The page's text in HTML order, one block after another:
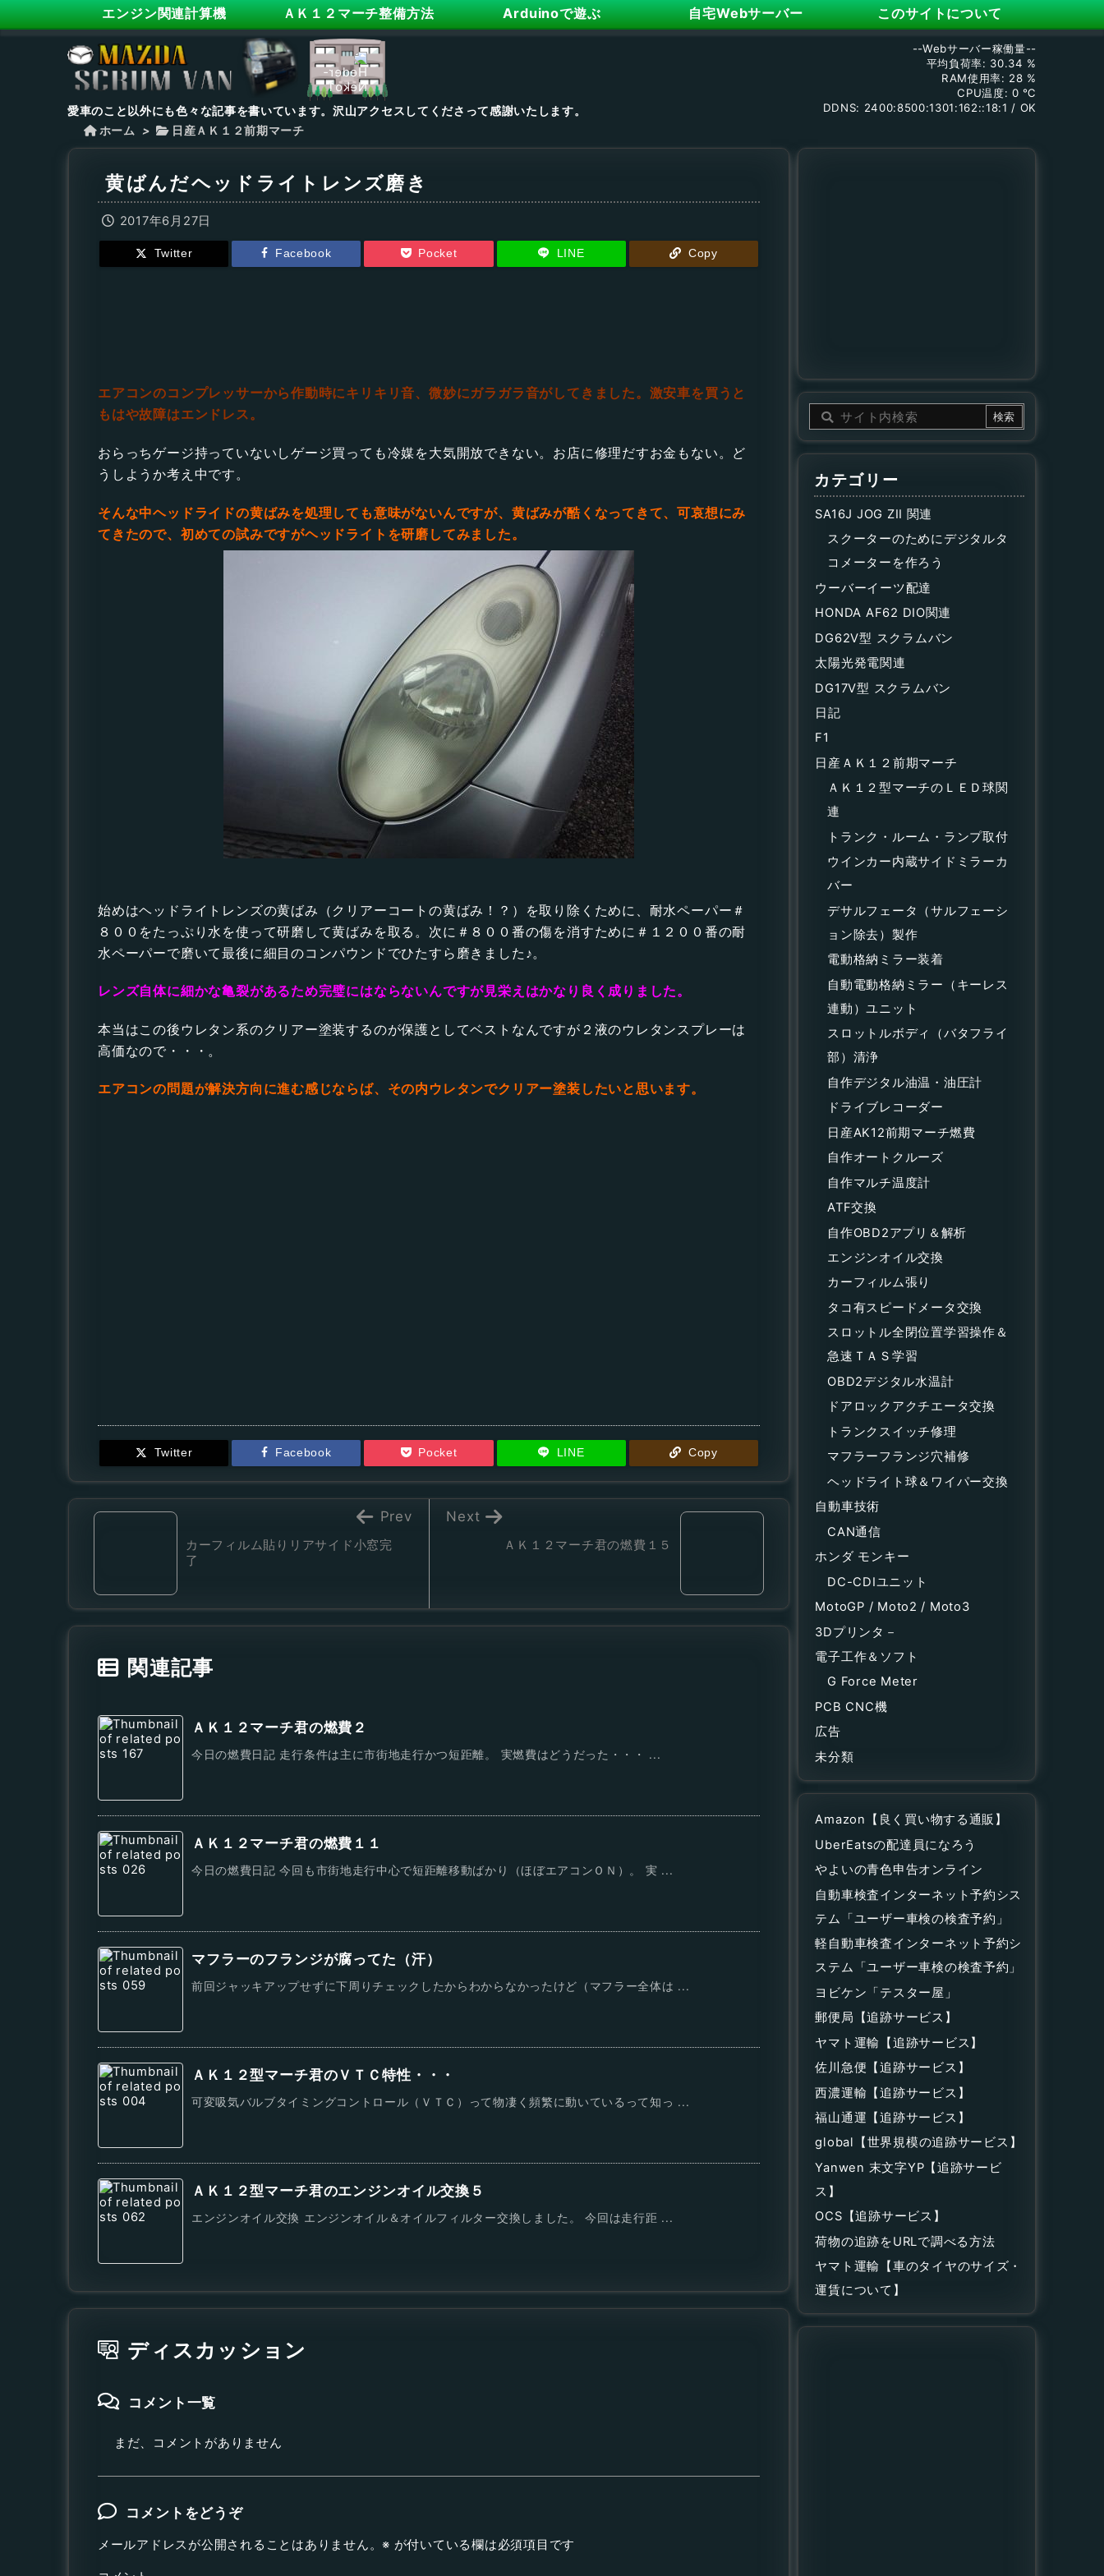
エンジン関連計算機 ＡＫ１２マーチ整備方法 Arduinoで遊ぶ 自宅Webサーバー このサイトについて
--Webサーバー稼働量--
平均負荷率: 30.34 %
RAM使用率: 28 %
CPU温度: 0 ℃
DDNS: 2400:8500:1301:162::18:1 / OK
愛車のこと以外にも色々な記事を書いています。沢山アクセスしてくださって感謝いたします。
ホーム > 日産ＡＫ１２前期マーチ
黄ばんだヘッドライトレンズ磨き
2017年6月27日
Twitter Facebook Pocket LINE Copy
エアコンのコンプレッサーから作動時にキリキリ音、微妙にガラガラ音がしてきました。 激安車を買うと
もはや故障はエンドレス。
おらっちゲージ持っていないしゲージ買っても冷媒を大気開放できない。お店に修理だすお金もない。ど
うしようか考え中です。
そんな中ヘッドライドの黄ばみを処理しても意味がないんですが、黄ばみが酷くなってきて、可哀想にみ
てきたので、初めての試みですがヘッドライトを研磨してみました。
始めはヘッドライトレンズの黄ばみ（クリアーコートの黄ばみ！？）を取り除くために、耐水ペーパー＃
８００をたっぷり水を使って研磨して黄ばみを取る。次に＃８００番の傷を消すために＃１２００番の耐
水ペーパーで磨いて最後に細目のコンパウンドでひたすら磨きました♪。
レンズ自体に細かな亀裂があるため完璧にはならないんですが見栄えはかなり良く成りました。
本当はこの後ウレタン系のクリアー塗装するのが保護としてベストなんですが２液のウレタンスプレーは
高価なので・・・。
エアコンの問題が解決方向に進む感じならば、その内ウレタンでクリアー塗装したいと思います。
Twitter Facebook Pocket LINE Copy
ＡＫ１２マーチ君の燃費１５
Next
カーフィルム貼りリアサイド小窓完
了
Prev
関連記事
ＡＫ１２マーチ君の燃費２
今日の燃費日記 走行条件は主に市街地走行かつ短距離。 実燃費はどうだった・・・ ...
ＡＫ１２マーチ君の燃費１１
今日の燃費日記 今回も市街地走行中心で短距離移動ばかり（ほぼエアコンＯＮ）。 実 ...
マフラーのフランジが腐ってた（汗）
前回ジャッキアップせずに下周りチェックしたからわからなかったけど（マフラー全体は ...
ＡＫ１２型マーチ君のＶＴＣ特性・・・
可変吸気バルブタイミングコントロール（ＶＴＣ）って物凄く頻繁に動いているって知っ ...
ＡＫ１２型マーチ君のエンジンオイル交換５
エンジンオイル交換 エンジンオイル＆オイルフィルター交換しました。 今回は走行距 ...
ディスカッション
コメント一覧
まだ、コメントがありません
コメントをどうぞ
メールアドレスが公開されることはありません。 ※ が付いている欄は必須項目です
カテゴリー
SA16J JOG ZII 関連
スクーターのためにデジタルタ
コメーターを作ろう
ウーバーイーツ配達
HONDA AF62 DIO関連
DG62V型 スクラムバン
太陽光発電関連
DG17V型 スクラムバン
日記
F1
日産ＡＫ１２前期マーチ
ＡＫ１２型マーチのＬＥＤ球関
連
トランク・ルーム・ランプ取付
ウインカー内蔵サイドミラーカ
バー
デサルフェータ（サルフェーシ
ョン除去）製作
電動格納ミラー装着
自動電動格納ミラー（キーレス
連動）ユニット
スロットルボディ（バタフライ
部）清浄
自作デジタル油温・油圧計
ドライブレコーダー
日産AK12前期マーチ燃費
自作オートクルーズ
自作マルチ温度計
ATF交換
自作OBD2アプリ＆解析
エンジンオイル交換
カーフィルム張り
タコ有スピードメータ交換
スロットル全閉位置学習操作＆
急速ＴＡＳ学習
OBD2デジタル水温計
ドアロックアクチエータ交換
トランクスイッチ修理
マフラーフランジ穴補修
ヘッドライト球＆ワイパー交換
自動車技術
CAN通信
ホンダ モンキー
DC-CDIユニット
MotoGP / Moto2 / Moto3
3Dプリンタ－
電子工作＆ソフト
G Force Meter
PCB CNC機
広告
未分類
Amazon【良く買い物する通販】
UberEatsの配達員になろう
やよいの青色申告オンライン
自動車検査インターネット予約シス
テム「ユーザー車検の検査予約」
軽自動車検査インターネット予約シ
ステム「ユーザー車検の検査予約」
ヨビケン「テスター屋」
郵便局【追跡サービス】
ヤマト運輸【追跡サービス】
佐川急便【追跡サービス】
西濃運輸【追跡サービス】
福山通運【追跡サービス】
global【世界規模の追跡サービス】
Yanwen 末文字YP【追跡サービ
ス】
OCS【追跡サービス】
荷物の追跡をURLで調べる方法
ヤマト運輸【車のタイヤのサイズ・
運賃について】